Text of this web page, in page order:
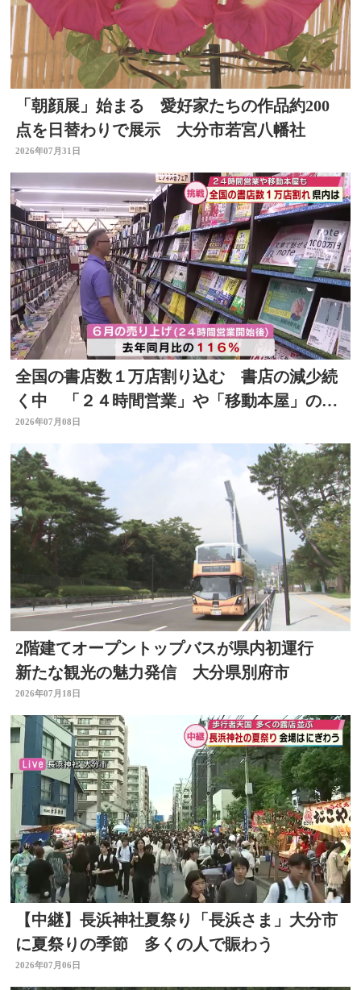
「朝顔展」始まる 愛好家たちの作品約200
点を日替わりで展示 大分市若宮八幡社
2026年07月31日
全国の書店数１万店割り込む 書店の減少続
く中 「２４時間営業」や「移動本屋」の取
り組みも 大分
2026年07月08日
2階建てオープントップバスが県内初運行
新たな観光の魅力発信 大分県別府市
2026年07月18日
【中継】長浜神社夏祭り「長浜さま」大分市
に夏祭りの季節 多くの人で賑わう
2026年07月06日